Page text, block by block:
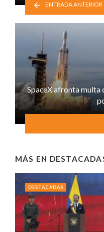
ENTRADA ANTERIOR
SpaceX afronta multa
MÁS EN
DESTACADAS